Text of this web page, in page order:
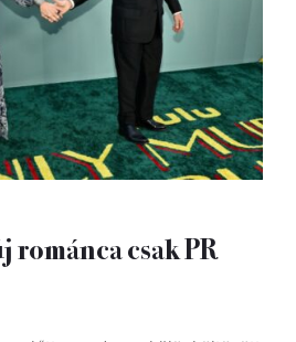
románca csak PR